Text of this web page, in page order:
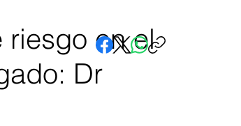
Locales Los Cabos
riesgo en el
Dr